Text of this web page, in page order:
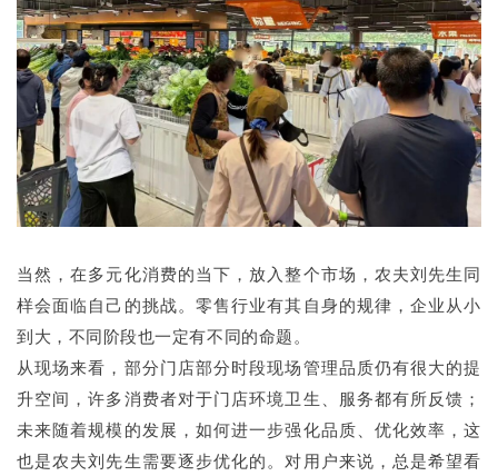
当然，在多元化消费的当下，放入整个市场，农夫刘先生同
样会面临自己的挑战。零售行业有其自身的规律，企业从小
到大，不同阶段也一定有不同的命题。
从现场来看，部分门店部分时段现场管理品质仍有很大的提
升空间，许多消费者对于门店环境卫生、服务都有所反馈；
未来随着规模的发展，如何进一步强化品质、优化效率，这
也是农夫刘先生需要逐步优化的。对用户来说，总是希望看